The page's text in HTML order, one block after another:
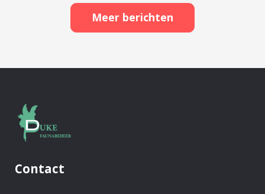
Meer berichten
Statenlid
Eduard
Plate
aan
Contact